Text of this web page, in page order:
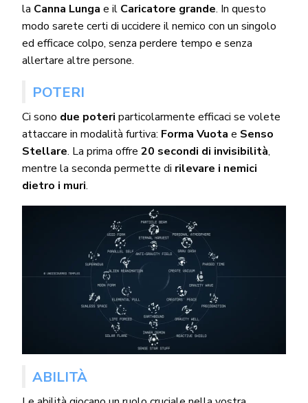
la Canna Lunga e il Caricatore grande. In questo
modo sarete certi di uccidere il nemico con un singolo
ed efficace colpo, senza perdere tempo e senza
allertare altre persone.
POTERI
Ci sono due poteri particolarmente efficaci se volete
attaccare in modalità furtiva: Forma Vuota e Senso
Stellare. La prima offre20 secondi di invisibilità,
mentre la seconda permette di rilevare i nemici
dietro i muri.
ABILITÀ